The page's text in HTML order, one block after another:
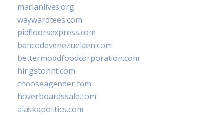
marianlives.org
waywardtees.com
pidfloorsexpress.com
bancodevenezuelaen.com
bettermoodfoodcorporation.com
hingstonnt.com
chooseagender.com
hoverboardssale.com
alaskapolitics.com